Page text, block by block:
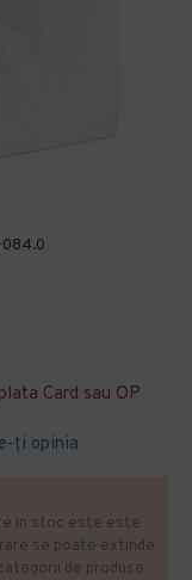
ţi opinia
Card sau OP
in stoc este este
se poate extinde
de produse